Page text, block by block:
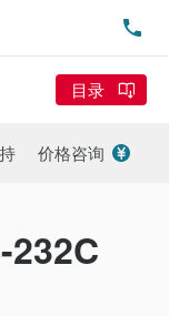
目录
价格咨询
232C